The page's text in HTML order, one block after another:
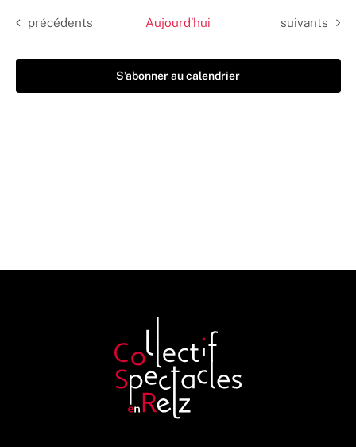
Évènements
précédents Aujourd’hui Évènements
suivants
S’abonner au calendrier